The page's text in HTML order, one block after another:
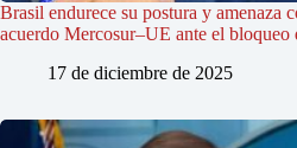
Brasil endurece su postura y amenaza
acuerdo Mercosur–UE ante el bloqueo
17 de diciembre de 2025